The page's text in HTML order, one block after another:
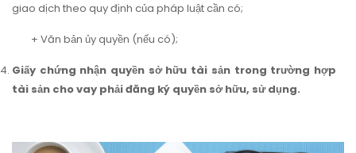
giao dịch theo quy định của pháp luật cần có;
+ Văn bản ủy quyền (nếu có);
Giấy chứng nhận quyền sở hữu tài sản trong trường hợp
tài sản cho vay phải đăng ký quyền sở hữu, sử dụng.